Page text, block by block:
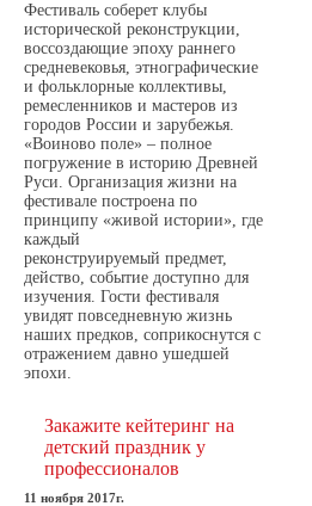
Фестиваль соберет клубы
исторической реконструкции,
воссоздающие эпоху раннего
средневековья, этнографические
и фольклорные коллективы,
ремесленников и мастеров из
городов России и зарубежья.
«Воиново поле» – полное
погружение в историю Древней
Руси. Организация жизни на
фестивале построена по
принципу «живой истории», где
каждый
реконструируемый предмет,
действо, событие доступно для
изучения. Гости фестиваля
увидят повседневную жизнь
наших предков, соприкоснутся с
отражением давно ушедшей
эпохи.
Закажите кейтеринг на
детский праздник у
профессионалов
11 ноября 2017г.